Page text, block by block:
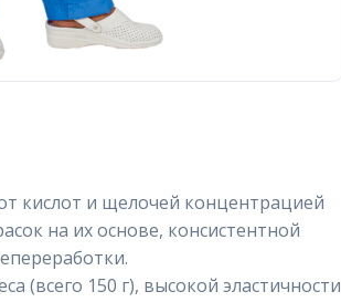
кислот и щелочей концентрацией
на их основе, консистентной
(всего 150 г), высокой эластичности